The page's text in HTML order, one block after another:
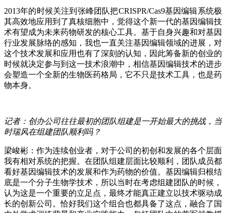
2013年的时候关注到张峰团队把CRISPR/Cas9基因编辑系统极
其高效地应用到了真核细胞中，觉得这个新一代的基因编辑技
术有望成为未来药物研发的核心工具。基于自身兴趣和对基因
行业发展脉络的感知，我也一直关注基因编辑领域的进展，对
这个技术发展和应用也有了深刻的认知，因此筹备新的创业的
时候就决定参与到这一技术浪潮中，相信基因编辑技术的进步
会塑造一个全新的生物医药格局，它不只是技术工具，也是药
物本身。
记者：创办公司往往最初的团队组建是一开始最大的挑战，当
时瑞风在组建团队顺利吗？
梁峻彬：作为连续创业者，对于公司的初创和发展的各个层面
我有相对系统的把握。在团队组建层面比较顺利，团队成员都
看好基因编辑技术的发展和作为药物的价值。基因编辑归根结
底是一个分子生物学技术，所以当时在考虑组建团队的时候，
认为这是一个重要的立足点，最终才能真正建立以技术驱动成
长的创新公司。恰好我们这个组合也都具备了这点，融合了国